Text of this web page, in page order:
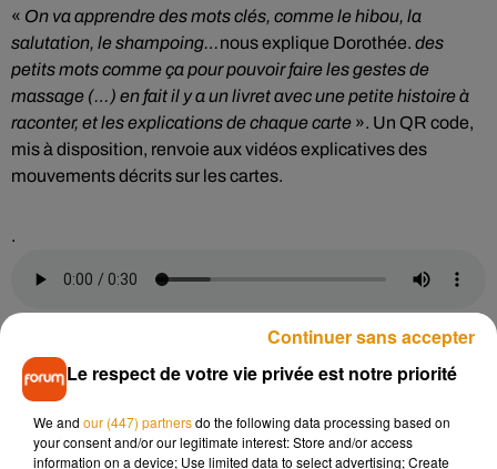
« On va apprendre des mots clés, comme le hibou, la
salutation, le shampoing…nous explique Dorothée. des
petits mots comme ça pour pouvoir faire les gestes de
massage (…) en fait il y a un livret avec une petite histoire à
raconter, et les explications de chaque carte ». Un QR code,
mis à disposition, renvoie aux vidéos explicatives des
mouvements décrits sur les cartes.
.
Fondatrice du centre de bien-être & formationsZenement
bien, Dorothée Calvo enseigne cette méthode dans son
centre, à travers des ateliers. Et si nous, adultes,
connaissons les bienfaits du massage, ils sont tout aussi
Le respect de votre vie privée est notre priorité
We and our (447) partnersdo the following data processing based on
your consent and/or our legitimate interest: Store and/or access
information on a device; Use limited data to select advertising; Create
Continuer sans accepter